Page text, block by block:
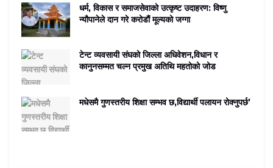
धर्म, विकास र समाजसेवाको उत्कृष्ट उदाहरण: विष्णु
न्यौपानेले दान गरे करोडौं मूल्यको जग्गा
टेन्ट व्यवसायी संघको जिल्ला अधिवेशन,विधान र
कानुनसम्मत चल्न प्रमुख अतिथि महतोको जोड
मधेसमै गुणस्तरीय शिक्षा सम्भव छ,विद्यार्थी पलायन रोक्नुपर्छ’